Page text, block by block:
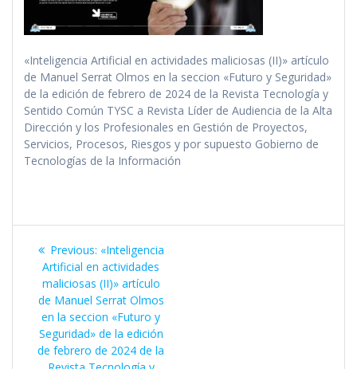
«Inteligencia Artificial en actividades maliciosas (II)» artículo
de Manuel Serrat Olmos en la seccion «Futuro y Seguridad»
de la edición de febrero de 2024 de la Revista Tecnología y
Sentido Común TYSC a Revista Líder de Audiencia de la Alta
Dirección y los Profesionales en Gestión de Proyectos,
Servicios, Procesos, Riesgos y por supuesto Gobierno de
Tecnologías de la Información
Navegación
entradas
Previous: Previous
post:
«Inteligencia
Artificial en actividades
maliciosas (II)» artículo
de Manuel Serrat Olmos
en la seccion «Futuro y
Seguridad» de la edición
de febrero de 2024 de la